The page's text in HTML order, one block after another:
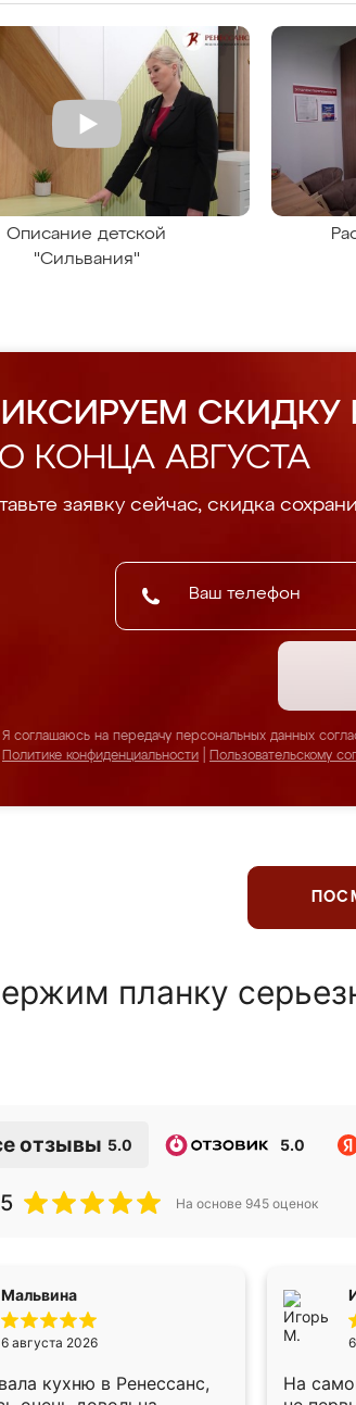
Описание детской
"Сильвания"
СКИДКУ
КОНЦА АВГУСТА
заявку сейчас, скидка
Я соглашаюсь на передачу персональных данных
Политике конфиденциальности
Пользовательскому
планку
отзывы 5.0 5.0
На основе 945 оценок
Мальвина
6 августа 2026
кухню в Ренессанс,
На